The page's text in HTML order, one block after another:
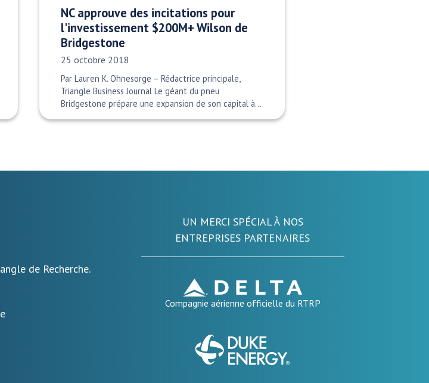
NC approuve des incitations pour
l'investissement $200M+ Wilson de
Bridgestone
Date publiée:
25 octobre 2018
Par Lauren K. Ohnesorge – Rédactrice principale,
Triangle Business Journal Le géant du pneu
Bridgestone prépare une expansion de son capital à…
de Recherche.
UN MERCI SPÉCIAL À NOS
ENTREPRISES PARTENAIRES
Compagnie aérienne officielle du RTRP